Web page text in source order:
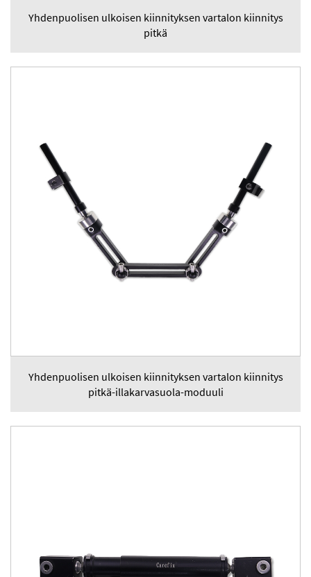
Yhdenpuolisen ulkoisen kiinnityksen vartalon kiinnitys
pitkä
Yhdenpuolisen ulkoisen kiinnityksen vartalon kiinnitys
pitkä-illakarvasuola-moduuli